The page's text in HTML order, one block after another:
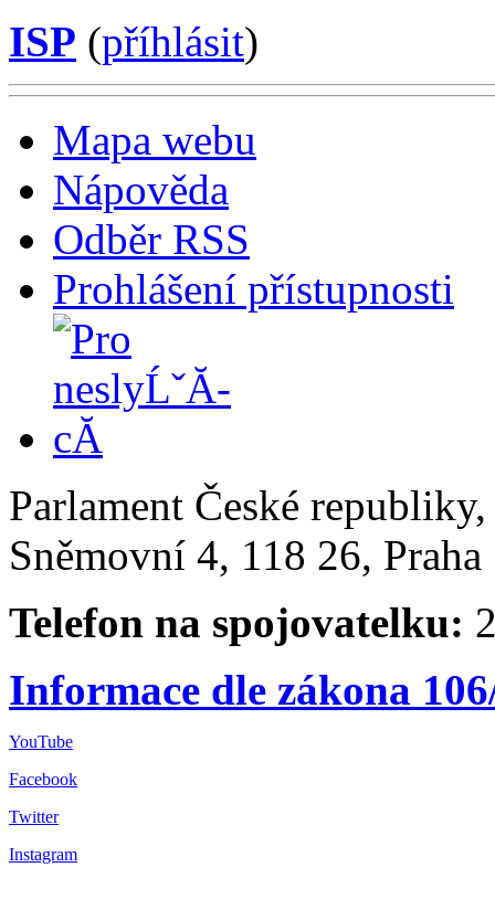
ISP (příhlásit)
Mapa webu
Nápověda
Odběr RSS
Prohlášení přístupnosti
Parlament České
Sněmovní 4, 118 26,
Telefon na spojovatelku:
Informace dle zákona
YouTube
Facebook
Twitter
Instagram